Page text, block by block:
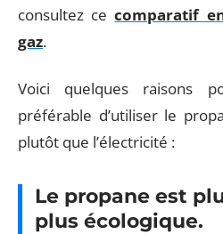
consultez cecomparatif
gaz.
Voici quelques raisons
préférable d’utiliser le
plutôt que l’électricité :
Le propane est
plus écologique.